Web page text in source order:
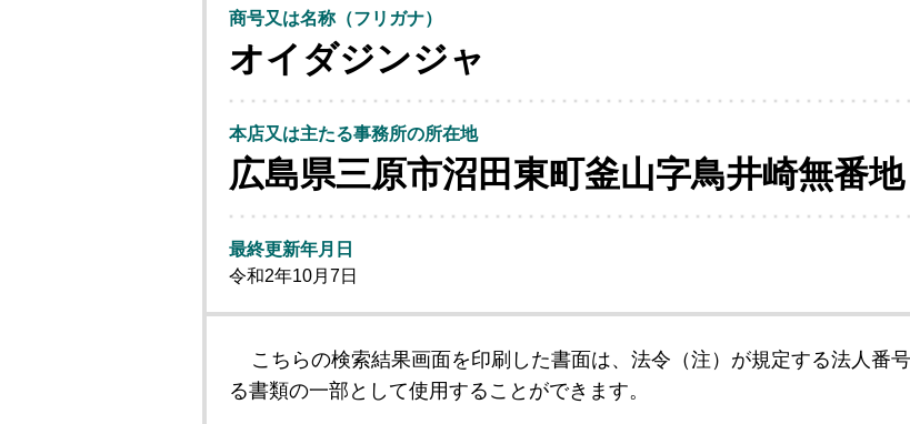
商号又は名称（フリガナ）
オイダジンジャ
本店又は主たる事務所の所在地
広島県三原市沼田東町釜山字鳥井崎無番地
最終更新年月日
令和2年10月7日
こちらの検索結果画面を印刷した書面は、法令（注）が規定する法人番
る書類の一部として使用することができます。